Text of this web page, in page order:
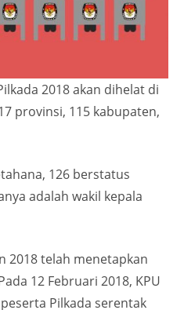
2018 akan dihelat di
provinsi, 115 kabupaten,
126 berstatus
adalah wakil kepala
2018 telah menetapkan
12 Februari 2018, KPU
Pilkada serentak